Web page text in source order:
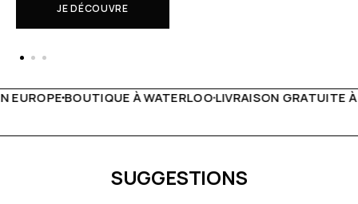
JE DÉCOUVRE
LIVRAISON GRATUITE À PARTIR DE 150€LIVE
SUGGESTIONS